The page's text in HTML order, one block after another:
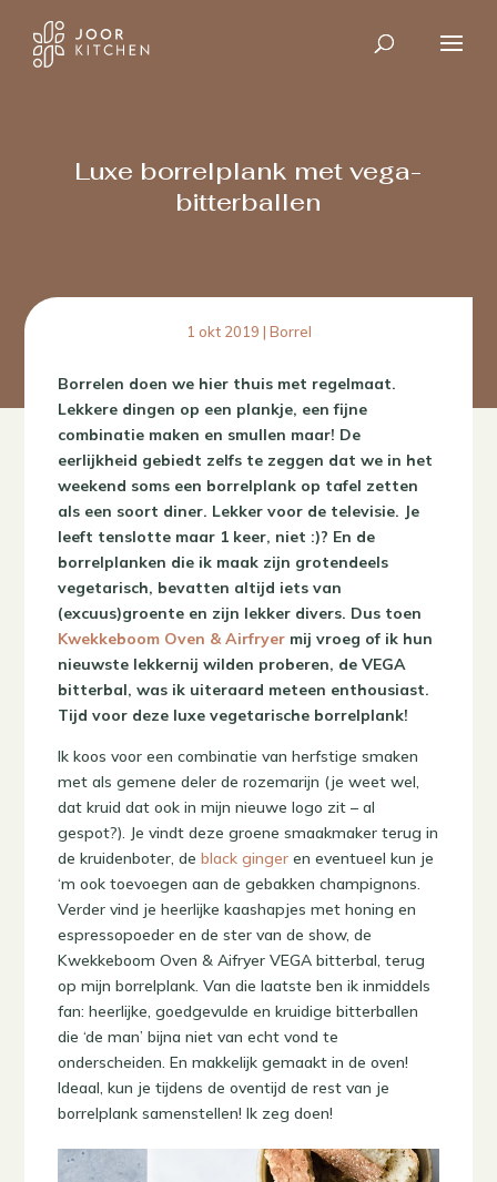
Luxe borrelplank met vega-
bitterballen
1 okt 2019 | Borrel
Borrelen doen we hier thuis met regelmaat.
Lekkere dingen op een plankje, een fijne
combinatie maken en smullen maar! De
eerlijkheid gebiedt zelfs te zeggen dat we in het
weekend soms een borrelplank op tafel zetten
als een soort diner. Lekker voor de televisie. Je
leeft tenslotte maar 1 keer, niet :)? En de
borrelplanken die ik maak zijn grotendeels
vegetarisch, bevatten altijd iets van
(excuus)groente en zijn lekker divers. Dus toen
Kwekkeboom Oven & Airfryer mij vroeg of ik hun
nieuwste lekkernij wilden proberen, de VEGA
bitterbal, was ik uiteraard meteen enthousiast.
Tijd voor deze luxe vegetarische borrelplank!
Ik koos voor een combinatie van herfstige smaken
met als gemene deler de rozemarijn (je weet wel,
dat kruid dat ook in mijn nieuwe logo zit – al
gespot?). Je vindt deze groene smaakmaker terug in
de kruidenboter, deblack ginger en eventueel kun je
‘m ook toevoegen aan de gebakken champignons.
Verder vind je heerlijke kaashapjes met honing en
espressopoeder en de ster van de show, de
Kwekkeboom Oven & Aifryer VEGA bitterbal, terug
op mijn borrelplank. Van die laatste ben ik inmiddels
fan: heerlijke, goedgevulde en kruidige bitterballen
die ‘de man’ bijna niet van echt vond te
onderscheiden. En makkelijk gemaakt in de oven!
Ideaal, kun je tijdens de oventijd de rest van je
borrelplank samenstellen! Ik zeg doen!